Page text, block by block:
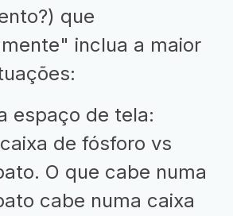
que
inclua a maior
espaço de tela:
de fósforo vs
O que cabe numa
cabe numa caixa